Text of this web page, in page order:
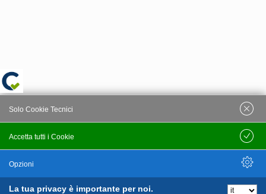
La tua privacy è importante per noi.
Accetta tutti i Cookie
Solo Cookie Tecnici
Salva
Opzioni
Nascondi Opzioni